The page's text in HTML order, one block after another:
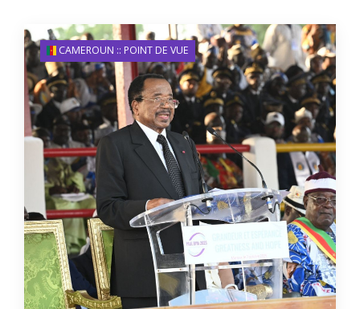
CAMEROUN :: POINT DE VUE